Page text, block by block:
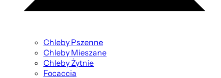
Chleby Pszenne
Chleby Mieszane
Chleby Żytnie
Focaccia